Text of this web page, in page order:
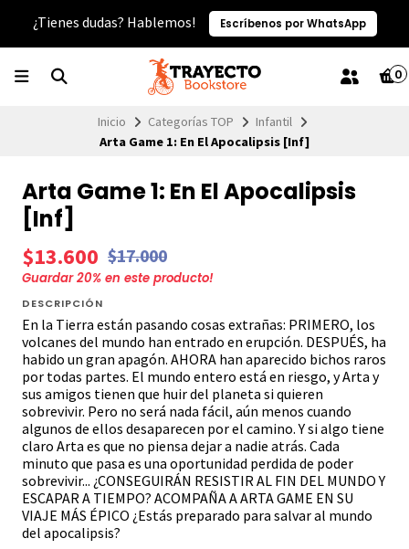
¿Tienes dudas? Hablemos! Escríbenos por WhatsApp
0
Inicio Categorías TOP
Infantil
Arta Game 1: En El Apocalipsis [Inf]
Arta Game 1: En El Apocalipsis
[Inf]
$13.600 $17.000
Guardar20% en este producto!
DESCRIPCIÓN
En la Tierra están pasando cosas extrañas: PRIMERO, los
volcanes del mundo han entrado en erupción. DESPUÉS, ha
habido un gran apagón. AHORA han aparecido bichos raros
por todas partes. El mundo entero está en riesgo, y Arta y
sus amigos tienen que huir del planeta si quieren
sobrevivir. Pero no será nada fácil, aún menos cuando
algunos de ellos desaparecen por el camino. Y si algo tiene
claro Arta es que no piensa dejar a nadie atrás. Cada
minuto que pasa es una oportunidad perdida de poder
sobrevivir... ¿CONSEGUIRÁN RESISTIR AL FIN DEL MUNDO Y
ESCAPAR A TIEMPO? ACOMPAÑA A ARTA GAME EN SU
VIAJE MÁS ÉPICO ¿Estás preparado para salvar al mundo
del apocalipsis?